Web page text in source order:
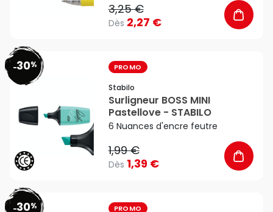
3,25 €
Dès 2,27 €
-30% PROMO
Stabilo
Surligneur BOSS MINI
Pastellove - STABILO
6 Nuances d'encre feutre
1,99 €
Dès 1,39 €
-30% PROMO